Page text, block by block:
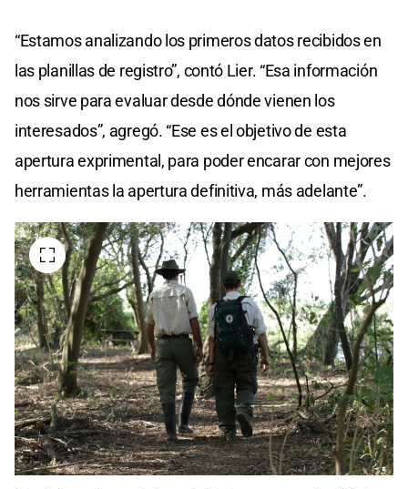
“Estamos analizando los primeros datos recibidos en
las planillas de registro”, contó Lier. “Esa información
nos sirve para evaluar desde dónde vienen los
interesados”, agregó. “Ese es el objetivo de esta
apertura exprimental, para poder encarar con mejores
herramientas la apertura definitiva, más adelante”.